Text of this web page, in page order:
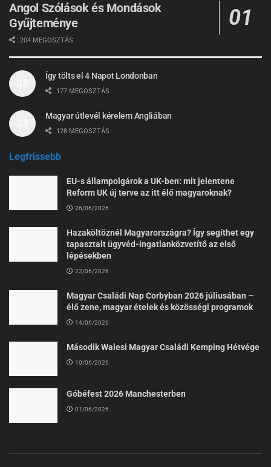
Angol Szólások és Mondások
Gyűjteménye
204 MEGOSZTÁS
Így tölts el 4 Napot Londonban
177 MEGOSZTÁS
Magyar útlevél kérelem Angliában
128 MEGOSZTÁS
Legfrissebb
EU-s állampolgárok a UK-ben: mit jelentene
Reform UK új terve az itt élő magyaroknak?
26/06/2026
Hazaköltöznél Magyarországra? Így segíthet egy
tapasztalt ügyvéd-ingatlanközvetítő az első
lépésekben
22/06/2026
Magyar Családi Nap Corbyban 2026 júliusában –
élő zene, magyar ételek és közösségi programok
14/06/2026
Második Walesi Magyar Családi Kemping Hétvége
10/06/2026
Góbéfest 2026 Manchesterben
01/06/2026